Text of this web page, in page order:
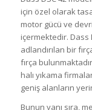
için özel olarak
motor gücü ve
içermektedir. Dass
adlandırılan bir
fırça
halı yıkama
geniş alanların
Bunun yanı sıra,